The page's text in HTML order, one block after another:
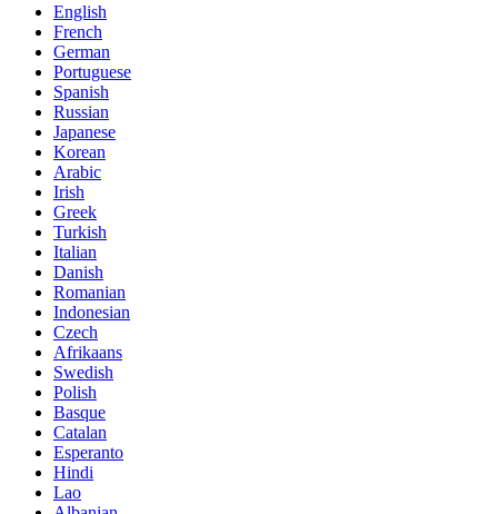
English
French
German
Portuguese
Spanish
Russian
Japanese
Korean
Arabic
Irish
Greek
Turkish
Italian
Danish
Romanian
Indonesian
Czech
Afrikaans
Swedish
Polish
Basque
Catalan
Esperanto
Hindi
Lao